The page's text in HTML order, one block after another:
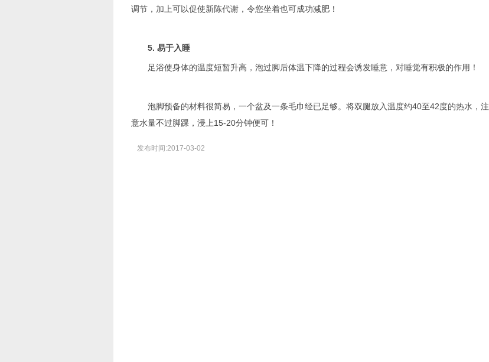
调节，加上可以促使新陈代谢，令您坐着也可成功减肥 ！
5. 易于入睡
足浴使身体的温度短暂升高，泡过脚后体温下降的过程会诱发睡意，对睡觉有积极的作用！
泡脚预备的材料很简易，一个盆及一条毛巾经已足够。将双腿放入温度约40至42度的热水，注
意水量不过脚踝，浸上15-20分钟便可！
发布时间:2017-03-02